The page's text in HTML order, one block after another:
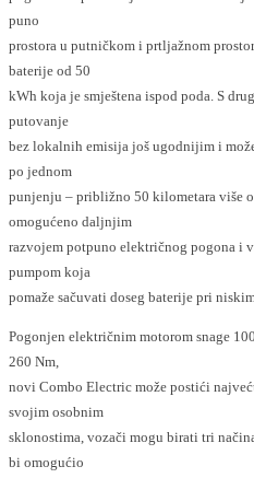
puno
prostora u putničkom i prtljažnom
baterije od 50
kWh koja je smještena ispod poda. S
putovanje
bez lokalnih emisija još ugodnijim i
po jednom
punjenju – približno 50 kilometara više
omogućeno daljnjim
razvojem potpuno električnog pogona
pumpom koja
pomaže sačuvati doseg baterije pri
Pogonjen električnim motorom snage
260 Nm,
novi Combo Electric može postići
svojim osobnim
sklonostima, vozači mogu birati tri
bi omogućio